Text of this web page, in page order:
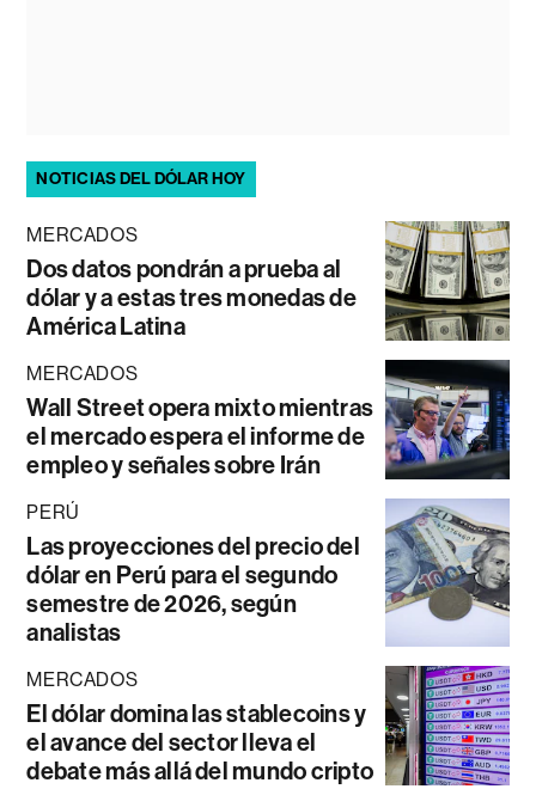
NOTICIAS DEL DÓLAR HOY
MERCADOS
Dos datos pondrán a prueba al
dólar y a estas tres monedas de
América Latina
MERCADOS
Wall Street opera mixto mientras
el mercado espera el informe de
empleo y señales sobre Irán
PERÚ
Las proyecciones del precio del
dólar en Perú para el segundo
semestre de 2026, según
analistas
MERCADOS
El dólar domina las stablecoins y
el avance del sector lleva el
debate más allá del mundo cripto